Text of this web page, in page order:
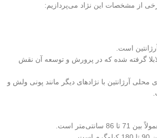
از مشخصات این نژاد می‌پردازیم:
است.
فلابلا گرفته شده که در پرورش و توسعه آن نقش
محلی آرژانتین با نژادهای دیگر مانند پونی ولش و
است.